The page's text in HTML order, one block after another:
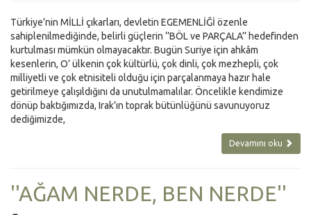
Türkiye’nin MİLLİ çıkarları, devletin EGEMENLİĞİ özenle
sahiplenilmediğinde, belirli güçlerin ‘’BÖL ve PARÇALA’’ hedefinden
kurtulması mümkün olmayacaktır. Bugün Suriye için ahkâm
kesenlerin, O’ ülkenin çok kültürlü, çok dinli, çok mezhepli, çok
milliyetli ve çok etnisiteli olduğu için parçalanmaya hazır hale
getirilmeye çalışıldığını da unutulmamalılar. Öncelikle kendimize
dönüp baktığımızda, Irak’ın toprak bütünlüğünü savunuyoruz
dediğimizde,
Devamını oku
''AĞAM NERDE, BEN NERDE''